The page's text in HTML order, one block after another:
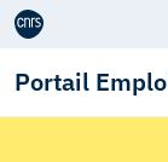
Aller au contenu
Portail